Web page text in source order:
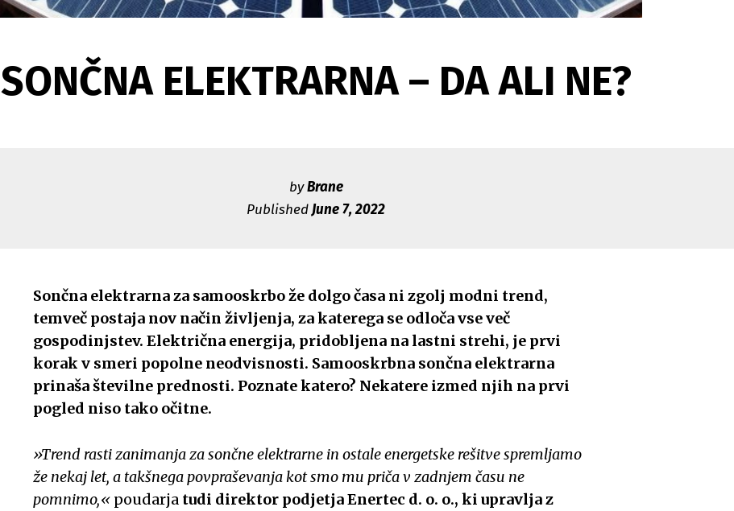
SONČNA ELEKTRARNA – DA ALI NE?
byBrane
PublishedJune 7, 2022
Sončna elektrarna za samooskrbo že dolgo časa ni zgolj modni trend,
temveč postaja nov način življenja, za katerega se odloča vse več
gospodinjstev. Električna energija, pridobljena na lastni strehi, je prvi
korak v smeri popolne neodvisnosti. Samooskrbna sončna elektrarna
prinaša številne prednosti. Poznate katero? Nekatere izmed njih na prvi
pogled niso tako očitne.
»Trend rasti zanimanja za sončne elektrarne in ostale energetske rešitve spremljamo
že nekaj let, a takšnega povpraševanja kot smo mu priča v zadnjem času ne
pomnimo,« poudarja tudi direktor podjetja Enertec d. o. o., ki upravlja z